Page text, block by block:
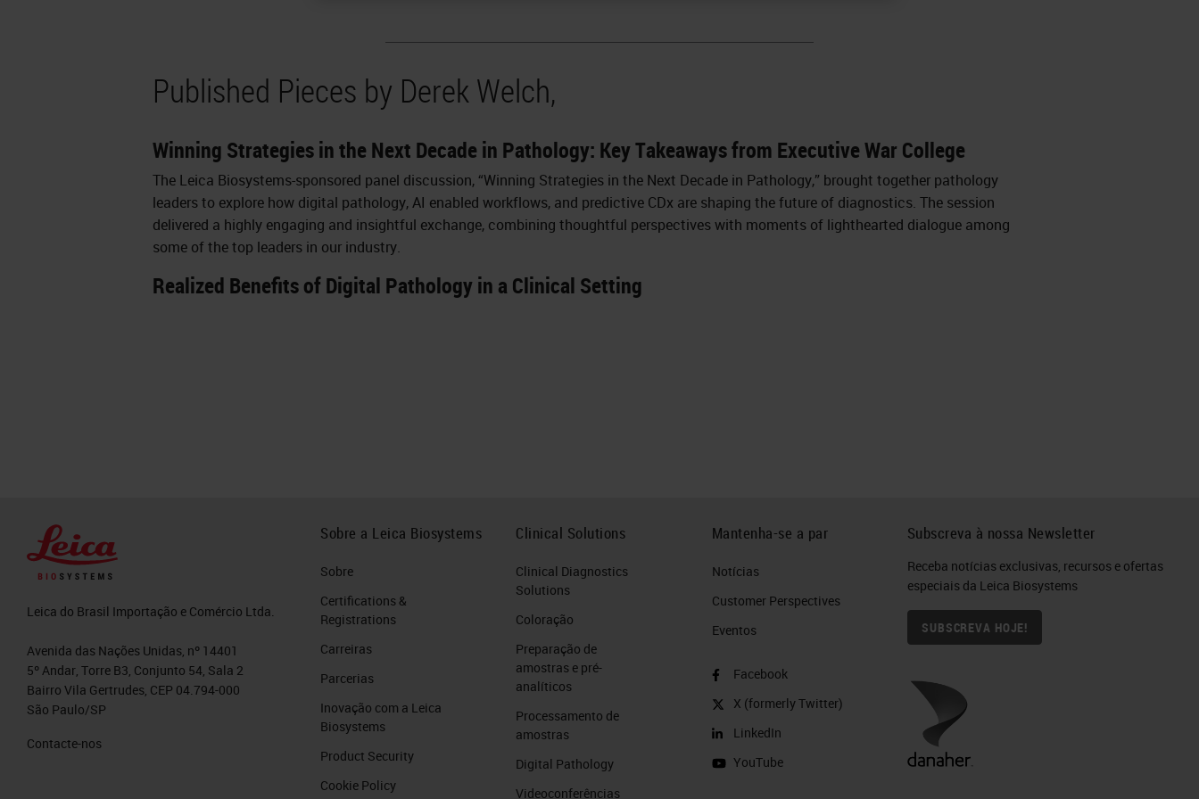
Published Pieces by Derek Welch,
Winning Strategies in the Next Decade in Pathology: Key Takeaways from Executive War College
The Leica Biosystems-sponsored panel discussion, “Winning Strategies in the Next Decade in Pathology,” brought together pathology
leaders to explore how digital pathology, AI enabled workflows, and predictive CDx are shaping the future of diagnostics. The session
delivered a highly engaging and insightful exchange, combining thoughtful perspectives with moments of lighthearted dialogue among
some of the top leaders in our industry.
Realized Benefits of Digital Pathology in a Clinical Setting
Leica do Brasil Importação e Comércio Ltda.
Avenida das Nações Unidas, nº 14401
5º Andar, Torre B3, Conjunto 54, Sala 2
Bairro Vila Gertrudes, CEP 04.794-000
São Paulo/SP
Contacte-nos
Sobre a Leica Biosystems
Sobre
Certifications &
Registrations
Carreiras
Parcerias
Inovação com a Leica
Biosystems
Product Security
Cookie Policy
Clinical Solutions
Clinical Diagnostics
Solutions
Coloração
Preparação de
amostras e pré-
analíticos
Processamento de
amostras
Digital Pathology
Videoconferências
Mantenha-se a par
Notícias
Customer Perspectives​
Eventos
Facebook
X (formerly Twitter)
LinkedIn
YouTube
Subscreva à nossa Newsletter
Receba notícias exclusivas, recursos e ofertas
especiais da Leica Biosystems
SUBSCREVA HOJE!